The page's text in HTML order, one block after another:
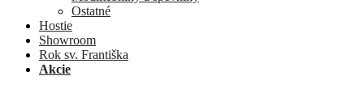
Ostatné
Hostie
Showroom
Rok sv. Františka
Akcie